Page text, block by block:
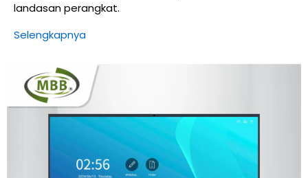
landasan perangkat.
Selengkapnya